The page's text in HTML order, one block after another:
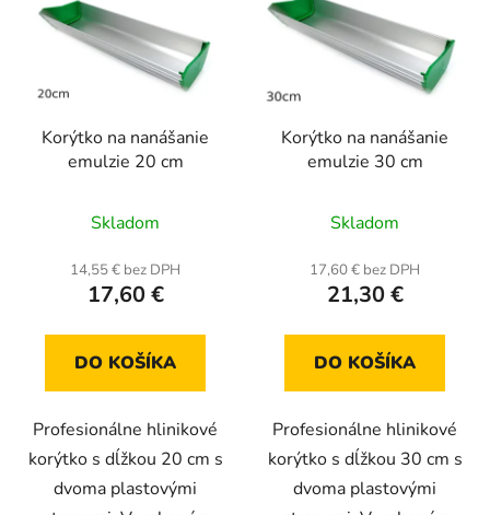
Korýtko na nanášanie
emulzie 20 cm
hodnotenie
produktu
je
z
Skladom
14,55 € bez DPH
17,60 €
DO KOŠÍKA
Profesionálne hlinikové
korýtko s dĺžkou 20 cm s
dvoma plastovými
Korýtko na nanášanie
emulzie 30 cm
Skladom
17,60 € bez DPH
21,30 €
DO KOŠÍKA
Profesionálne hlinikové
korýtko s dĺžkou 30 cm s
dvoma plastovými